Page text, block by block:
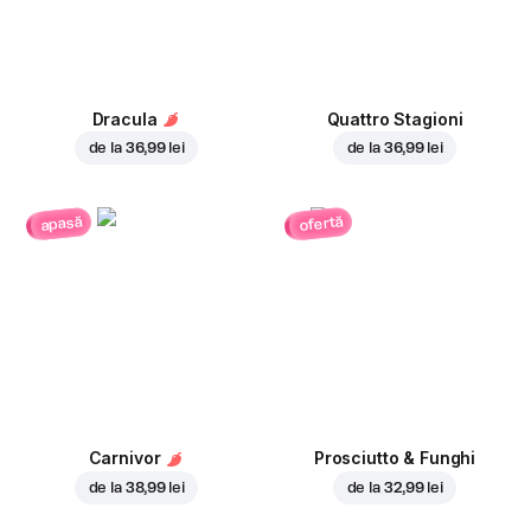
Dracula
de la 36,99 lei
Quattro Stagioni
de la 36,99 lei
apasă
Carnivor
de la 38,99 lei
ofertă
Prosciutto & Funghi
de la 32,99 lei